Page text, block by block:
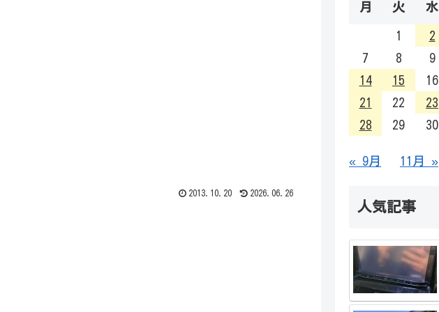
2013.10.20 2026.06.26
月 火 水
1 2
7
8 9
14
15 16
21
22 23
28
29 30
« 9月 11月 »
人気記事